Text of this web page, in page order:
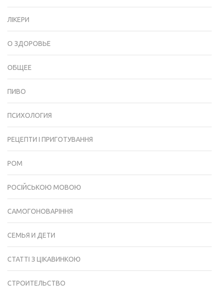
ЛІКЕРИ
О ЗДОРОВЬЕ
ОБЩЕЕ
ПИВО
ПСИХОЛОГИЯ
РЕЦЕПТИ І ПРИГОТУВАННЯ
РОМ
РОСІЙСЬКОЮ МОВОЮ
САМОГОНОВАРІННЯ
СЕМЬЯ И ДЕТИ
СТАТТІ З ЦІКАВИНКОЮ
СТРОИТЕЛЬСТВО